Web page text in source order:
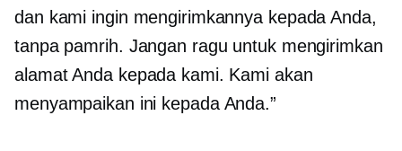
dan kami ingin mengirimkannya kepada Anda,
tanpa pamrih. Jangan ragu untuk mengirimkan
alamat Anda kepada kami. Kami akan
menyampaikan ini kepada Anda.”